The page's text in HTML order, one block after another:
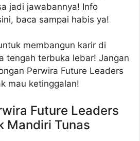
jadi jawabannya! Info
baca sampai habis ya!
membangun karir di
tengah terbuka lebar! Jangan
Perwira Future Leaders
mau ketinggalan!
Future Leaders
Mandiri Tunas